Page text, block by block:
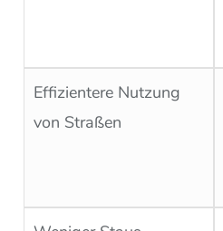
Effizientere Nutzung
von Straßen